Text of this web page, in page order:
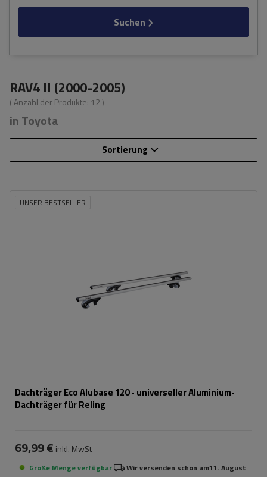
Suchen
RAV4 II (2000-2005)
( Anzahl der Produkte: 12 )
in Toyota
Sortierung
UNSER BESTSELLER
Dachträger Eco Alubase 120 - universeller Aluminium-
Dachträger für Reling
69,99 € inkl. MwSt
Große Menge verfügbar Wir versenden schon am11. August